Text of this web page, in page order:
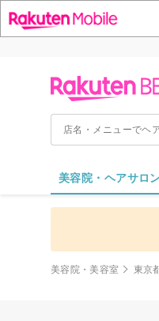
美容院・ヘアサロ
美容院・美容室 東京